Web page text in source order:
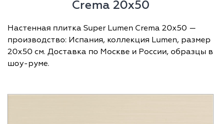
Crema 20x50
Настенная плитка Super Lumen Crema 20x50 —
производство: Испания, коллекция Lumen, размер
20х50 см. Доставка по Москве и России, образцы в
шоу-руме.